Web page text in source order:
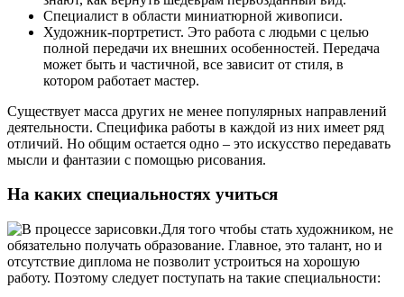
Специалист в области миниатюрной живописи.
Художник-портретист. Это работа с людьми с целью
полной передачи их внешних особенностей. Передача
может быть и частичной, все зависит от стиля, в
котором работает мастер.
Существует масса других не менее популярных направлений
деятельности. Специфика работы в каждой из них имеет ряд
отличий. Но общим остается одно – это искусство передавать
мысли и фантазии с помощью рисования.
На каких специальностях учиться
Для того чтобы стать художником, не
обязательно получать образование. Главное, это талант, но и
отсутствие диплома не позволит устроиться на хорошую
работу. Поэтому следует поступать на такие специальности: